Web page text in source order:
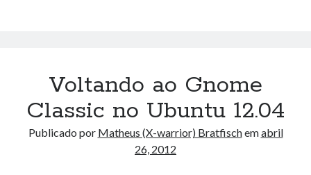
12.04
Voltando ao Gnome
Classic no Ubuntu 12.04
Publicado por Matheus (X-warrior) Bratfischemabril
26, 2012